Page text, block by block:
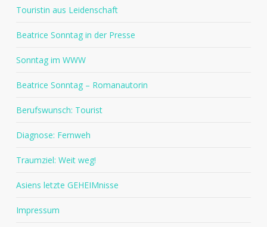
Touristin aus Leidenschaft
Beatrice Sonntag in der Presse
Sonntag im WWW
Beatrice Sonntag – Romanautorin
Berufswunsch: Tourist
Diagnose: Fernweh
Traumziel: Weit weg!
Asiens letzte GEHEIMnisse
Impressum